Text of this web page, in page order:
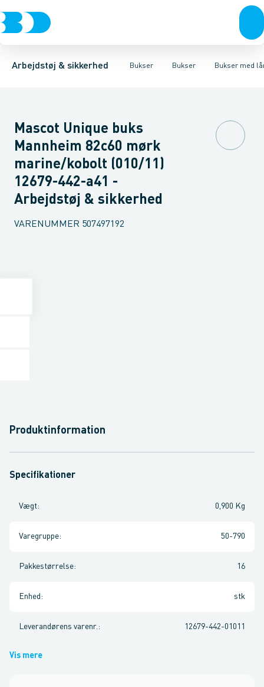
Arbejdstøj & sikkerhed Bukser
Trøjer & t-shirtsBukser Overtøj & huer Undertøj & sokkerSko
Bukser
BukserKnickers & Shorts OverallsKedeldragter Knæskånere
Bukser med
Bukser med hængelommer Bukser med lårlommer
Mascot Unique buks
Mannheim 82c60 mørk
marine/kobolt (010/11)
12679-442-a41 -
Arbejdstøj & sikkerhed
VARENUMMER 507497192
Produktinformation
Specifikationer
Vægt: 0,900 Kg
Varegruppe: 50-790
Pakkestørrelse: 16
Enhed : stk
Leverandørens varenr. : 12679-442-01011
Vis mere